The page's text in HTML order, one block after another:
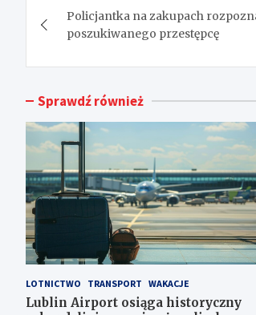
wpisu
Policjantka na zakupach
poszukiwanego przestępcę
Sprawdź również
LOTNICTWO TRANSPORT WAKACJE
Lublin Airport osiąga historyczny